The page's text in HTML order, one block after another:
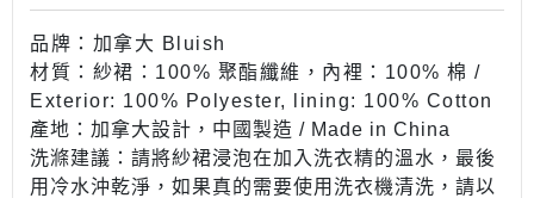
品牌：加拿大 Bluish
材質：紗裙：100% 聚酯纖維，內裡：100% 棉 /
Exterior: 100% Polyester, lining: 100% Cotton
產地：加拿大設計，中國製造 / Made in China
洗滌建議： 請將紗裙浸泡在加入洗衣精的溫水，最後
用冷水沖乾淨，如果真的需要使用洗衣機清洗，請以